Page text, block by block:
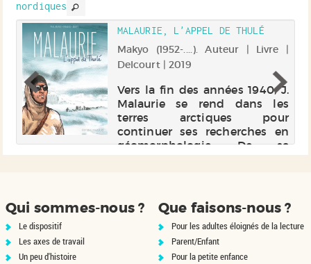
cours de l'histoire...
nordiques
MALAURIE, L'APPEL DE THULÉ
Makyo (1952-....). Auteur | Livre |
Delcourt | 2019
Vers la fin des années 1940, J.
Malaurie se rend dans les
terres arctiques pour
continuer ses recherches en
géomorphologie. De sa
rencontre avec les Inuit naît
spirituali...
Qui sommes-nous ?
Le dispositif
Les axes de travail
Un peu d'histoire
Que faisons-nous ?
Pour les adultes éloignés de la lecture
Parent/Enfant
Pour la petite enfance